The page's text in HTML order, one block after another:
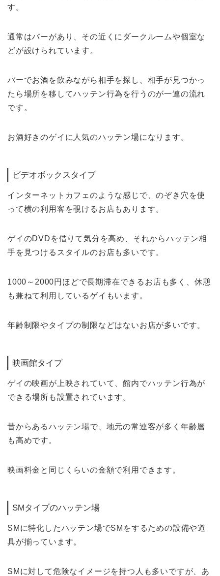
す。
通常はバーがあり、その近くにダークルームや個室な
どが設けられています。
バーでお酒を飲みながら相手を探し、相手が見つかっ
たら場所を移してハッテン行為を行うのが一連の流れ
です。
お酒好きのゲイに人気のハッテン場になります。
ビデオボックスタイプ
インターネットカフェのような感じで、のぞき穴を使
って横の利用客を覗けるお店もあります。
ゲイのDVDを借りて気分を高め、それからハッテン相
手を見つけるスタイルのお店も多いです。
1000～2000円ほどで長期滞在できるお店も多く、休憩
も兼ねて利用しているゲイもいます。
年齢制限やタイプの制限などはないお店が多いです。
映画館タイプ
ゲイの映画が上映されていて、館内でハッテン行為が
できる場所も設置されています。
昔からあるハッテン場で、地元の常連客が多く年齢層
も高めです。
映画料金と同じくらいの金額で利用できます。
SMタイプのハッテン場
SMに特化したハッテン場でSMをするための設備や道
具が揃っています。
SMに対して危険なイメージを持つ人も多いですが、あ